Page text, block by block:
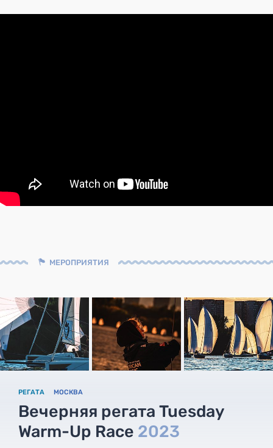
МЕРОПРИЯТИЯ
РЕГАТА МОСКВА
Вечерняя регата Tuesday
Warm-Up Race 2023